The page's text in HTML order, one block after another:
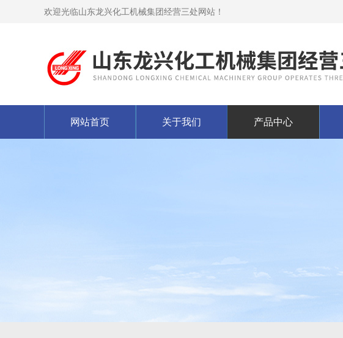
欢迎光临山东龙兴化工机械集团经营三处网站！
网站首页 关于我们 产品中心